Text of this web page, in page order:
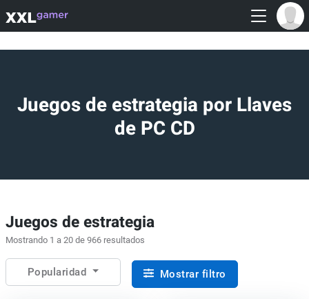
Juegos de estrategia por Llaves
de PC CD
Juegos de estrategia
Mostrando 1 a 20 de 966 resultados
Popularidad Mostrar filtro